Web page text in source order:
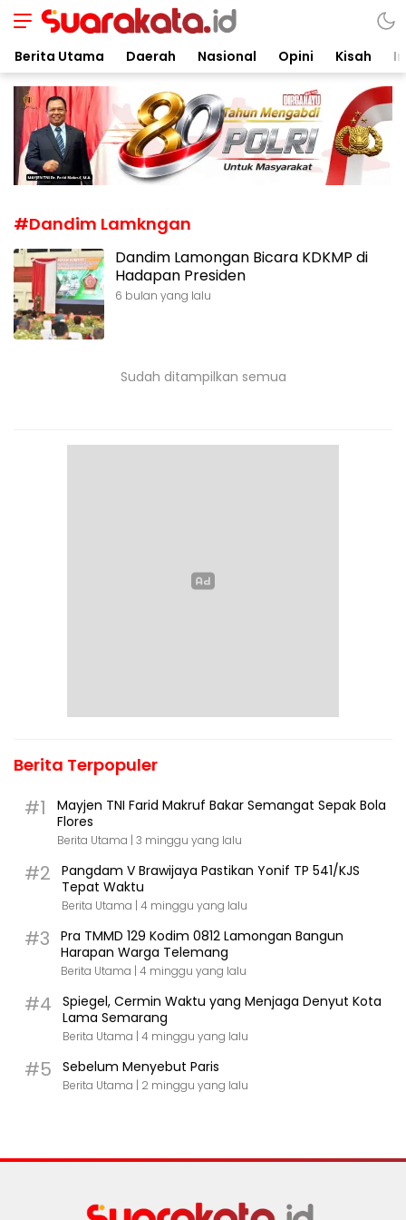
Suarakata.id
Kata Bicara Suara Bergerak
Berita Utama Daerah Nasional Opini Kisah
#Dandim Lamkngan
Dandim Lamongan Bicara KDKMP di
Hadapan Presiden
6 bulan yang lalu
Sudah ditampilkan semua
Berita Terpopuler
#1
Mayjen TNI Farid Makruf Bakar Semangat Sepak Bola
Flores
Berita Utama | 3 minggu yang lalu
#2
Pangdam V Brawijaya Pastikan Yonif TP 541/KJS
Tepat Waktu
Berita Utama | 4 minggu yang lalu
#3
Pra TMMD 129 Kodim 0812 Lamongan Bangun
Harapan Warga Telemang
Berita Utama | 4 minggu yang lalu
#4
Spiegel, Cermin Waktu yang Menjaga Denyut Kota
Lama Semarang
Berita Utama | 4 minggu yang lalu
#5 Sebelum Menyebut Paris
Berita Utama | 2 minggu yang lalu